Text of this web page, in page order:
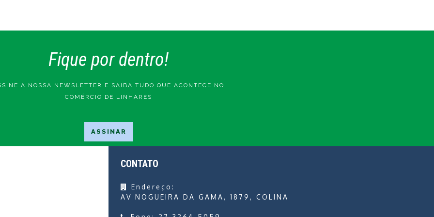
Fique por dentro!
A NOSSA NEWSLETTER E SAIBA TUDO QUE ACONTECE NO
COMÉRCIO DE LINHARES
CONTATO
Endereço:
AV NOGUEIRA DA GAMA, 1879, COLINA